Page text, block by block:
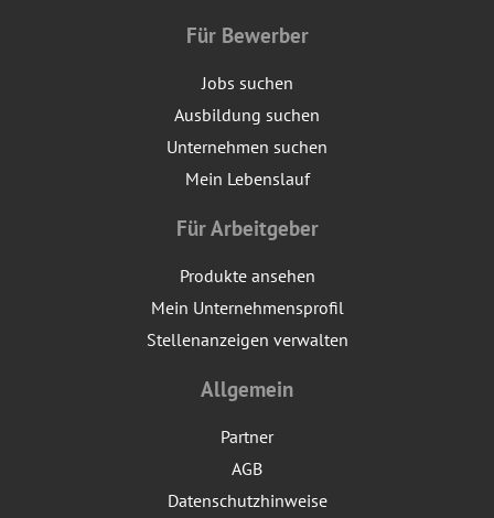
Für Bewerber
Jobs suchen
Ausbildung suchen
Unternehmen suchen
Mein Lebenslauf
Für Arbeitgeber
Produkte ansehen
Mein Unternehmensprofil
Stellenanzeigen verwalten
Allgemein
Partner
AGB
Datenschutzhinweise